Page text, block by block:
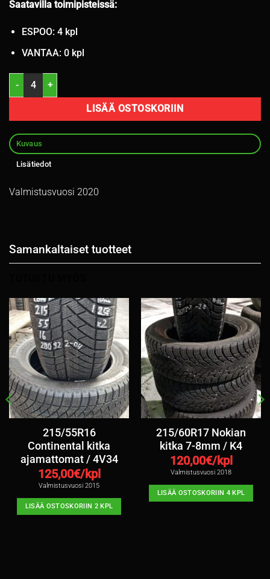
Saatavilla toimipisteissä:
ESPOO: 4 kpl
VANTAA: 0 kpl
225/45R17 Nokian HKPL R3 94T kitka 6-7mm / 4P34 määrä
LISÄÄ OSTOSKORIIN
Kuvaus
Lisätiedot
Valmistusvuosi 2020
Samankaltaiset tuotteet
215/55R16
Continental kitka
ajamattomat / 4V34
125,00€/kpl
Valmistusvuosi 2015
LISÄÄ OSTOSKORIIN 2 KPL
215/60R17 Nokian
kitka 7-8mm / K4
120,00€/kpl
Valmistusvuosi 2018
LISÄÄ OSTOSKORIIN 4 KPL